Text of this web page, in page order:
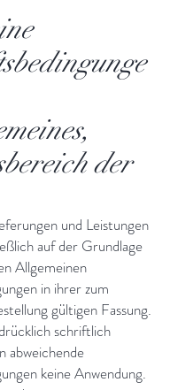
der
und Leistungen
auf der Grundlage
Allgemeinen
in ihrer zum
gültigen Fassung.
schriftlich
abweichende
keine Anwendung.